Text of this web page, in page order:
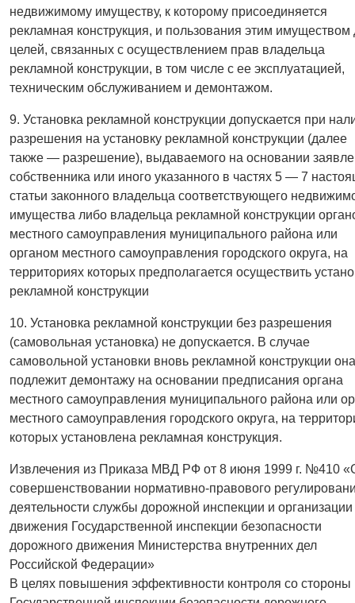
недвижимому имуществу, к которому присоединяется
рекламная конструкция, и пользования этим имуществом
целей, связанных с осуществлением прав владельца
рекламной конструкции, в том числе с ее эксплуатацией,
техническим обслуживанием и демонтажом.
9. Установка рекламной конструкции допускается при
разрешения на установку рекламной конструкции (далее
также — разрешение), выдаваемого на основании
собственника или иного указанного в частях 5 — 7
статьи законного владельца соответствующего
имущества либо владельца рекламной конструкции
местного самоуправления муниципального района или
органом местного самоуправления городского округа, на
территориях которых предполагается осуществить
рекламной конструкции
10. Установка рекламной конструкции без разрешения
(самовольная установка) не допускается. В случае
самовольной установки вновь рекламной конструкции она
подлежит демонтажу на основании предписания органа
местного самоуправления муниципального района или
местного самоуправления городского округа, на
которых установлена рекламная конструкция.
Извлечения из Приказа МВД РФ от 8 июня 1999 г. №410
совершенствовании нормативно-правового
деятельности службы дорожной инспекции и организации
движения Государственной инспекции безопасности
дорожного движения Министерства внутренних дел
Российской Федерации»
В целях повышения эффективности контроля со стороны